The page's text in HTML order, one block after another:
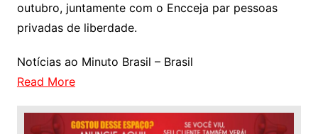
outubro, juntamente com o Encceja par pessoas
privadas de liberdade.
Notícias ao Minuto Brasil – Brasil
Read More